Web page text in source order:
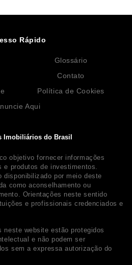
Imobiliários do Brasil
objetivo fornecer informações
produtos de investimentos.
disponibilizado por meio deste
como aconselhamento ou
Orientações neste sentido
e profissionais credenciados e
neste website estão protegidos
e não podem ser
sem a expressa autorização do
Rápido
Glossário
Contato
Política de Cookies
Aqui